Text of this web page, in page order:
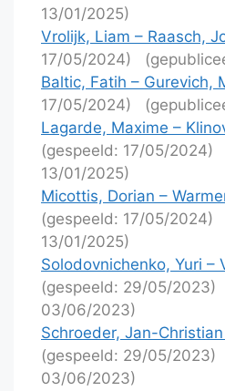
13/01/2025)
Vrolijk, Liam – Raasch,
17/05/2024)
Baltic, Fatih – Gurevich,
17/05/2024)
Lagarde, Maxime –
(gespeeld: 17/05/2024)
13/01/2025)
Micottis, Dorian –
(gespeeld: 17/05/2024)
13/01/2025)
Solodovnichenko, Yuri –
(gespeeld: 29/05/2023)
03/06/2023)
Schroeder, Jan-
(gespeeld: 29/05/2023)
03/06/2023)